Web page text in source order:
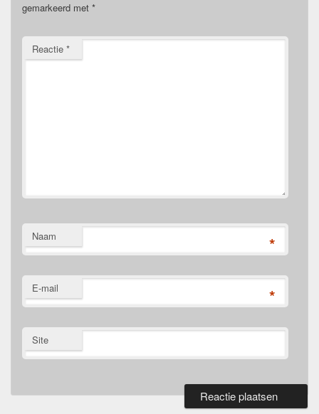
gemarkeerd met *
Reactie *
Naam *
E-mail *
Site